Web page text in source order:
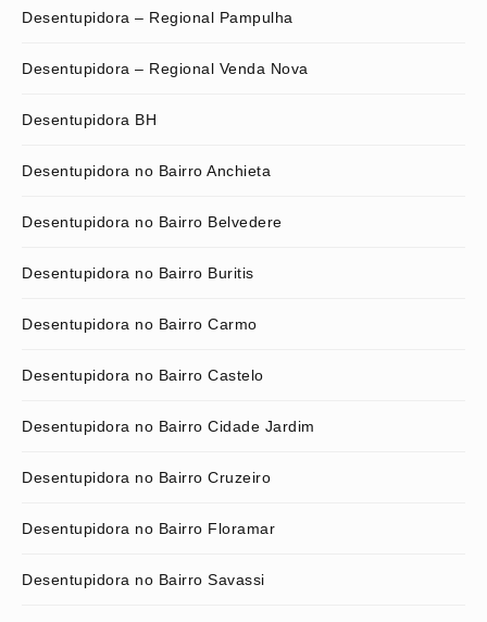
Desentupidora – Regional Pampulha
Desentupidora – Regional Venda Nova
Desentupidora BH
Desentupidora no Bairro Anchieta
Desentupidora no Bairro Belvedere
Desentupidora no Bairro Buritis
Desentupidora no Bairro Carmo
Desentupidora no Bairro Castelo
Desentupidora no Bairro Cidade Jardim
Desentupidora no Bairro Cruzeiro
Desentupidora no Bairro Floramar
Desentupidora no Bairro Savassi